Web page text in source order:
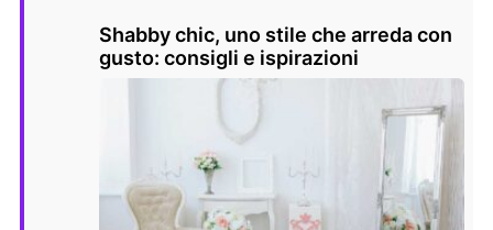
Shabby chic, uno stile che arreda con
gusto: consigli e ispirazioni